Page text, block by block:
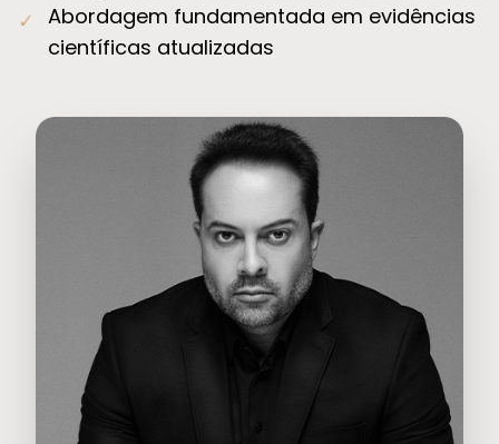
✓ Abordagem fundamentada em evidências
científicas atualizadas